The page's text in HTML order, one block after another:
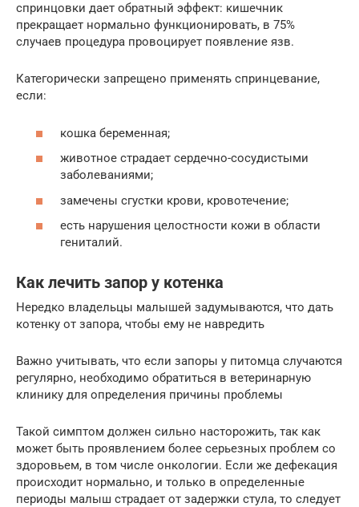
спринцовки дает обратный эффект: кишечник
прекращает нормально функционировать, в 75%
случаев процедура провоцирует появление язв.
Категорически запрещено применять спринцевание,
если:
кошка беременная;
животное страдает сердечно-сосудистыми
заболеваниями;
замечены сгустки крови, кровотечение;
есть нарушения целостности кожи в области
гениталий.
Как лечить запор у котенка
Нередко владельцы малышей задумываются, что дать
котенку от запора, чтобы ему не навредить
Важно учитывать, что если запоры у питомца случаются
регулярно, необходимо обратиться в ветеринарную
клинику для определения причины проблемы
Такой симптом должен сильно насторожить, так как
может быть проявлением более серьезных проблем со
здоровьем, в том числе онкологии. Если же дефекация
происходит нормально, и только в определенные
периоды малыш страдает от задержки стула, то следует